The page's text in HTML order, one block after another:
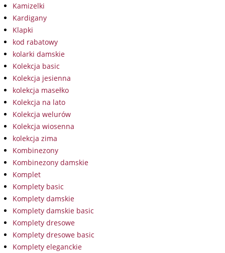
Kamizelki
Kardigany
Klapki
kod rabatowy
kolarki damskie
Kolekcja basic
Kolekcja jesienna
kolekcja masełko
Kolekcja na lato
Kolekcja welurów
Kolekcja wiosenna
kolekcja zima
Kombinezony
Kombinezony damskie
Komplet
Komplety basic
Komplety damskie
Komplety damskie basic
Komplety dresowe
Komplety dresowe basic
Komplety eleganckie